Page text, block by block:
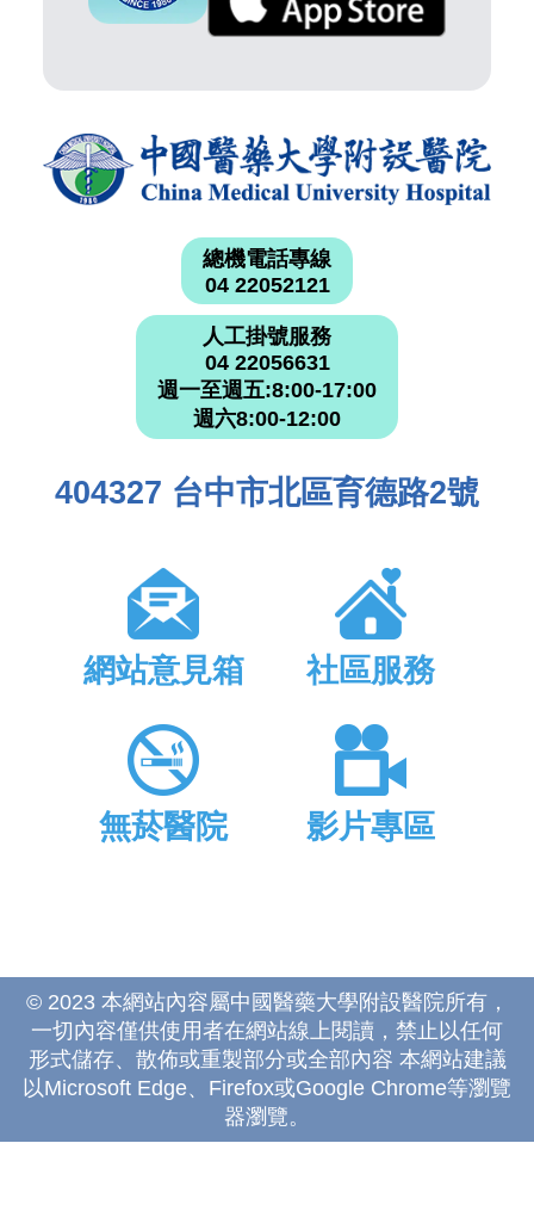
總機電話專線
04 22052121
人工掛號服務
04 22056631
週一至週五:8:00-17:00
週六8:00-12:00
404327 台中市北區育德路2號
網站意見箱 社區服務
無菸醫院 影片專區
© 2023 本網站內容屬中國醫藥大學附設醫院所有，
一切內容僅供使用者在網站線上閱讀，禁止以任何
形式儲存、散佈或重製部分或全部內容 本網站建議
以Microsoft Edge、Firefox或Google Chrome等瀏覽
器瀏覽。